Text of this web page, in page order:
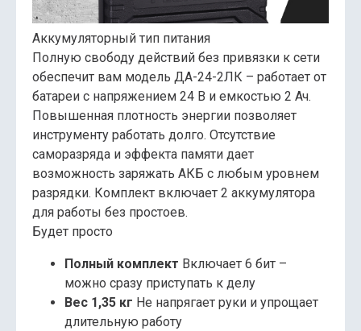
Аккумуляторный тип питания
Полную свободу действий без привязки к сети
обеспечит вам модель ДА-24-2ЛК – работает от
батареи с напряжением 24 В и емкостью 2 Ач.
Повышенная плотность энергии позволяет
инструменту работать долго. Отсутствие
саморазряда и эффекта памяти дает
возможность заряжать АКБ с любым уровнем
разрядки. Комплект включает 2 аккумулятора
для работы без простоев.
Будет просто
Полный комплект Включает 6 бит –
можно сразу приступать к делу
Вес 1,35 кг Не напрягает руки и упрощает
длительную работу